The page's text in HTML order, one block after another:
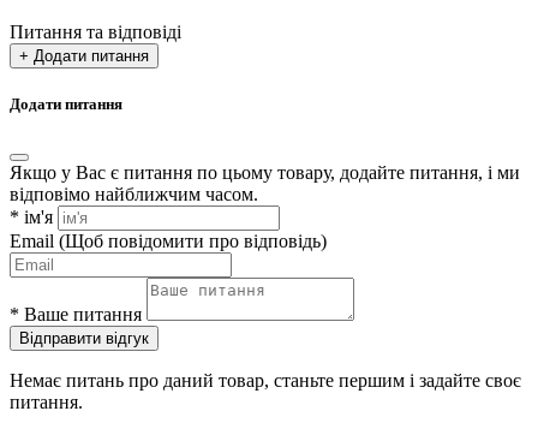
Питання та відповіді
+ Додати питання
Додати питання
Якщо у Вас є питання по цьому товару, додайте питання, і ми
відповімо найближчим часом.
* ім'я
Email (Щоб повідомити про відповідь)
* Ваше питання
Відправити відгук
Немає питань про даний товар, станьте першим і задайте своє
питання.